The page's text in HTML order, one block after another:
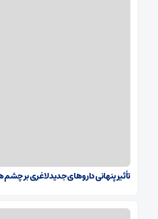
تأثیر پنهانی داروهای جدید لاغری بر